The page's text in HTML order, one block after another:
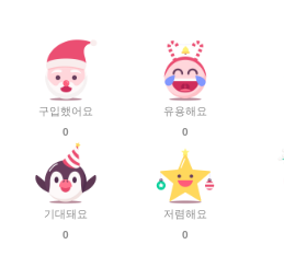
구입했어요
0
기대돼요
0
유용해요
0
저렴해요
0